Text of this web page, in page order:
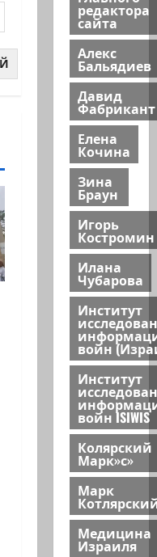
редактора
сайта
Алекс
Бальядиев
Давид
Фабрикант
Елена
Кочина
Зина
Браун
Игорь
Костромин
Илана
Чубарова
Институт
войн
Институт
войн ISIWIS
Колярский
Марк»с»
Марк
Медицина
Израиля